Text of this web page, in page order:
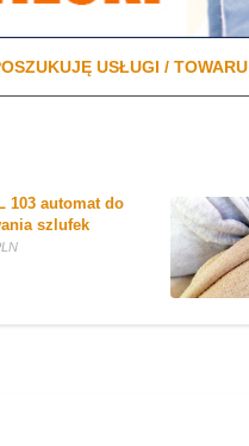
USŁUGI / TOWARU
103 automat do
szlufek